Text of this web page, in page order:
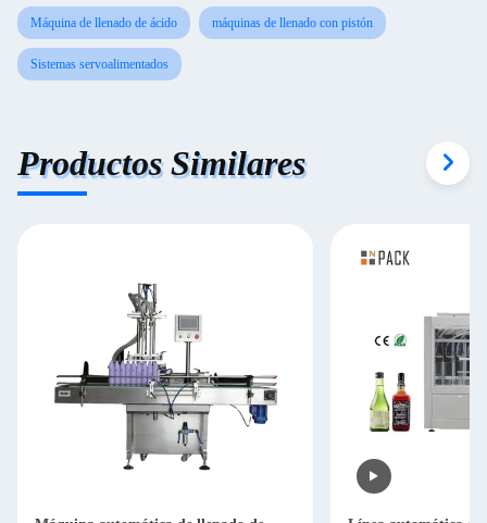
Máquina de llenado de ácido máquinas de llenado con pistón
Sistemas servoalimentados
Productos Similares